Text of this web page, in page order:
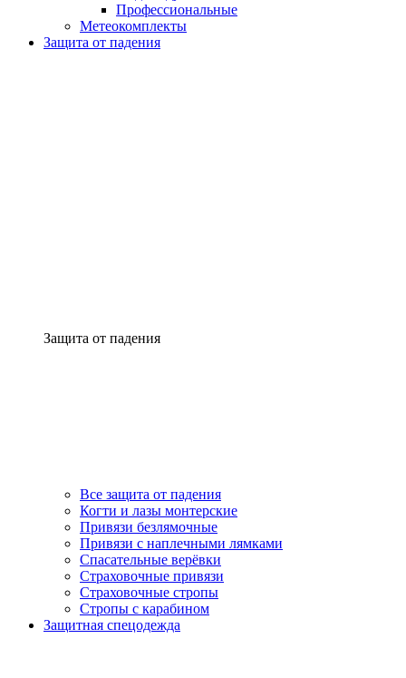
Профессиональные
Метеокомплекты
Защита от падения
Защита от падения
Все защита от падения
Когти и лазы монтерские
Привязи безлямочные
Привязи с наплечными лямками
Спасательные верёвки
Страховочные привязи
Страховочные стропы
Стропы с карабином
Защитная спецодежда